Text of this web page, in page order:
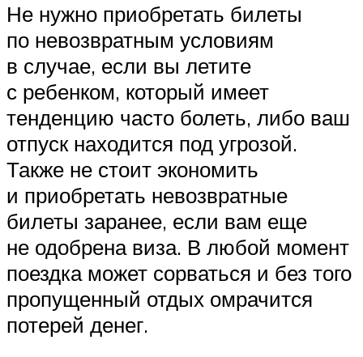
Не нужно приобретать билеты
по невозвратным условиям
в случае, если вы летите
с ребенком, который имеет
тенденцию часто болеть, либо ваш
отпуск находится под угрозой.
Также не стоит экономить
и приобретать невозвратные
билеты заранее, если вам еще
не одобрена виза. В любой момент
поездка может сорваться и без того
пропущенный отдых омрачится
потерей денег.